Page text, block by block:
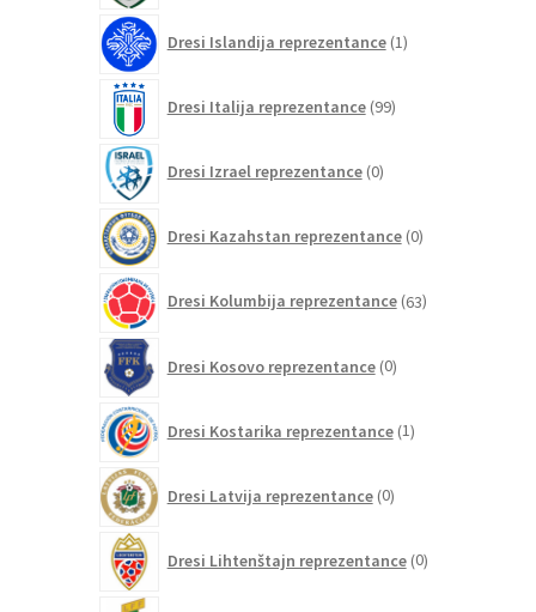
Dresi Islandija reprezentance 1izdelek
Dresi Italija reprezentance 99izdelkov
Dresi Izrael reprezentance 0izdelkov
Dresi Kazahstan reprezentance 0izdelkov
Dresi Kolumbija reprezentance 63izdelkov
Dresi Kosovo reprezentance 0izdelkov
Dresi Kostarika reprezentance 1izdelek
Dresi Latvija reprezentance 0izdelkov
Dresi Lihtenštajn reprezentance 0izdelkov